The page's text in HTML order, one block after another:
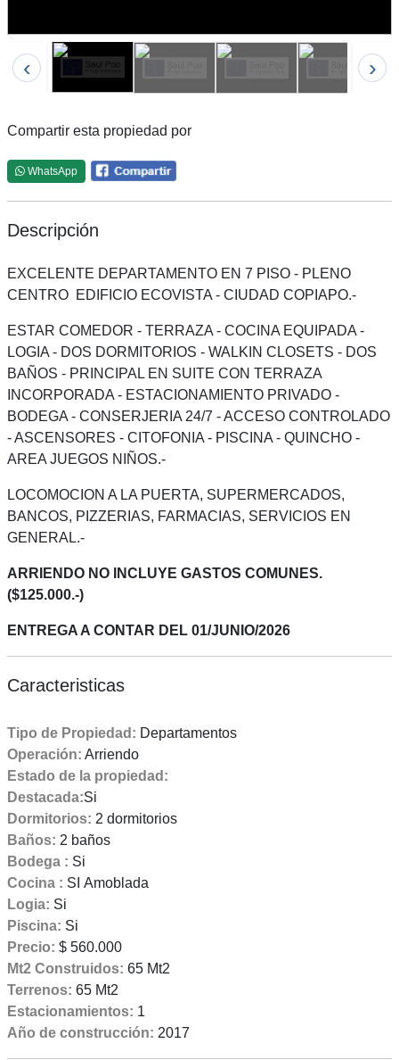
‹ ›
Compartir esta propiedad por
WhatsApp
Descripción
EXCELENTE DEPARTAMENTO EN 7 PISO - PLENO
CENTRO EDIFICIO ECOVISTA - CIUDAD COPIAPO.-
ESTAR COMEDOR - TERRAZA - COCINA EQUIPADA -
LOGIA - DOS DORMITORIOS - WALKIN CLOSETS - DOS
BAÑOS - PRINCIPAL EN SUITE CON TERRAZA
INCORPORADA - ESTACIONAMIENTO PRIVADO -
BODEGA - CONSERJERIA 24/7 - ACCESO CONTROLADO
- ASCENSORES - CITOFONIA - PISCINA - QUINCHO -
AREA JUEGOS NIÑOS.-
LOCOMOCION A LA PUERTA, SUPERMERCADOS,
BANCOS, PIZZERIAS, FARMACIAS, SERVICIOS EN
GENERAL.-
ARRIENDO NO INCLUYE GASTOS COMUNES.
($125.000.-)
ENTREGA A CONTAR DEL 01/JUNIO/2026
Caracteristicas
Tipo de Propiedad: Departamentos
Operación: Arriendo
Estado de la propiedad:
Destacada:Si
Dormitorios: 2 dormitorios
Baños: 2 baños
Bodega : Si
Cocina : SI Amoblada
Logia: Si
Piscina: Si
Precio: $ 560.000
Mt2 Construidos: 65 Mt2
Terrenos: 65 Mt2
Estacionamientos: 1
Año de construcción: 2017